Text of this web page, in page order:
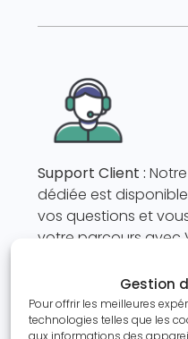
Gestion
Pour offrir les meilleures
technologies telles que les
aux informations des
Support Client :
dédiée est
vos questions et
votre parcours avec